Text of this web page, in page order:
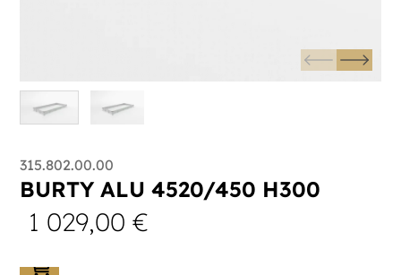
315.802.00.00
BURTY ALU 4520/450 H300
1 029,00€